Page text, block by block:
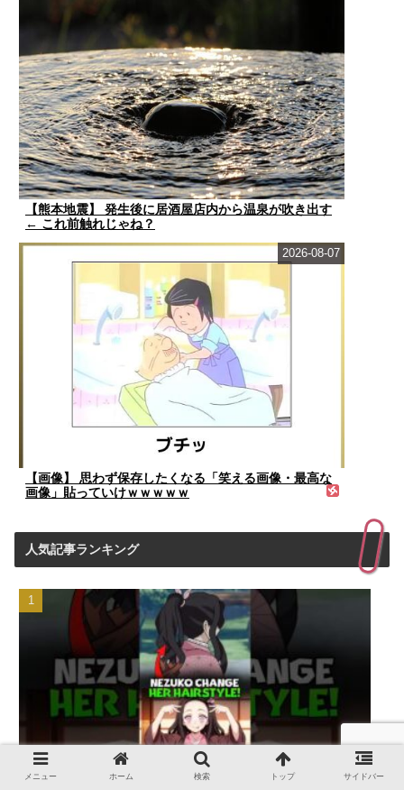
【熊本地震】 発生後に居酒屋店内から温泉が吹き出す
← これ前触れじゃね？
【画像】 思わず保存したくなる「笑える画像・最高な
画像」貼っていけｗｗｗｗｗ
2026-08-07
人気記事ランキング
メニュー ホーム 検索 トップ サイドバー